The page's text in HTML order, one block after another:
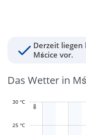
Derzeit
Mścice vor.
Das Wetter in

30 °C
25 °C